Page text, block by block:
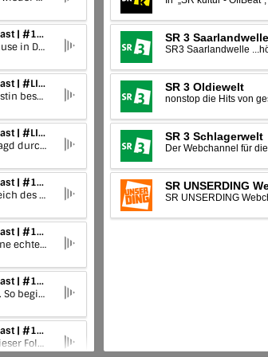
Liebt Euch! Der Dating Podcast | #142 Gut bestückt, Flirt geglückt!?
Der Freund sitzt allein zuhause in Deutschland. Sie spaziert nachts mit dem gut bestückten, 27 Jahre älteren Typen durch Barcelona – da ist Drama eigentlich vorprogrammiert! Es kann aber auch gut gehen, wenn es bei einer Nacht bleibt...
Liebt Euch! Der Dating Podcast | #LIVE Special: Liebestrunken in Berlin – Teil 2
Warum datet man als Polizistin besser undercover? Muss man vor einem Dreier unbedingt Inliner fahren gehen und warum ist es ein schlechtes Zeichen, wenn er beim Videocall das Licht nicht anmacht?
Liebt Euch! Der Dating Podcast | #LIVE Special: Liebestrunken in Berlin – Teil 1
Eine romantische Tinder-Jagd durch Paris, ein betrunkenes Kennenlernen im Berliner Nachtleben und der ewige Streit ums Zahlen nach dem Essen – Liebt Euch! LIVE in Berlin hat geliefert.
Liebt Euch! Der Dating Podcast | #141 Tantra der Emotionen
Die Liebt Euch!-Hosts im Reich des Tantra. Oder einfacher gesagt: Es ist Kuschelzeit! Aber bloß nicht zu nah kommen, bitte!
Liebt Euch! Der Dating Podcast | #140 Rückwärts-Outing
In dieser Folge feiern wir eine echte Premiere: Die erste Dating-Story aus der Sicht eines Hetero-Mannes! Und die weckt bei Julia Erinnerungen an ihr eigenes einst gebrochenes Herz.
Liebt Euch! Der Dating Podcast | #139 Rede bitte nicht so viel über deine Ex!
Mamas, Dreier, Ex-Freunde. So beginnt Julias lange Liste über No-Go-Gesprächsthemen beim ersten Date. Was sich beim ersten Treffen außerdem nicht empfiehlt: Heimlich dabei Drogen nehmen!
Liebt Euch! Der Dating Podcast | #138 Das Döner-Date
Da liegt was in der Luft in dieser Folge. Ist es die intensive Spannung zwischen zwei Menschen? Oder doch der Knobi-Geruch des Döners, den die beiden sich gegenseitig vom Leib lecken?